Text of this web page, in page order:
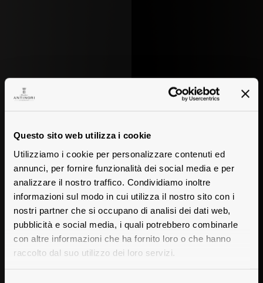
Questo sito web utilizza i cookie
Utilizziamo i cookie per personalizzare contenuti ed
annunci, per fornire funzionalità dei social media e per
analizzare il nostro traffico. Condividiamo inoltre
informazioni sul modo in cui utilizza il nostro sito con i
nostri partner che si occupano di analisi dei dati web,
pubblicità e social media, i quali potrebbero combinarle
con altre informazioni che ha fornito loro o che hanno
raccolto dal suo utilizzo dei loro servizi.